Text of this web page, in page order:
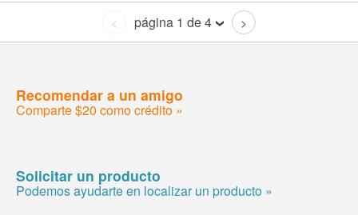
< página 1 de 4 >
Recomendar a un amigo
Comparte $20 como crédito »
Solicitar un producto
Podemos ayudarte en localizar un producto »